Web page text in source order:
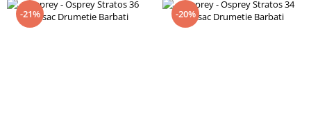
-21% -20%